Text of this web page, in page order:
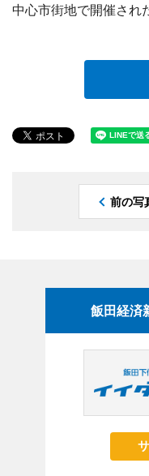
中心市街地で開催され
前の写
飯田経済